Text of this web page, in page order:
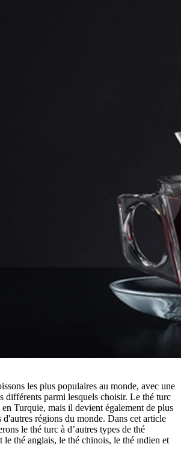
les plus populaires au monde, avec une
différents parmi lesquels choisir. Le thé turc
Turquie, mais il devient également de plus
régions du monde. Dans cet article
le thé turc à d’autres types de thé
le thé anglais, le thé chinois, le thé ındien et